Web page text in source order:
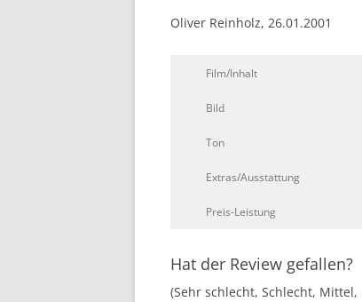
Oliver Reinholz, 26.01.2001
Film/Inhalt
Bild
Ton
Extras/Ausstattung
Preis-Leistung
Hat der Review gefallen?
(Sehr schlecht, Schlecht, Mittel,